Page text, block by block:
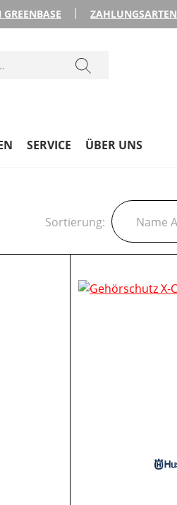
ZAHLUNGSARTEN
SERVICE ÜBER UNS
Sortierung: